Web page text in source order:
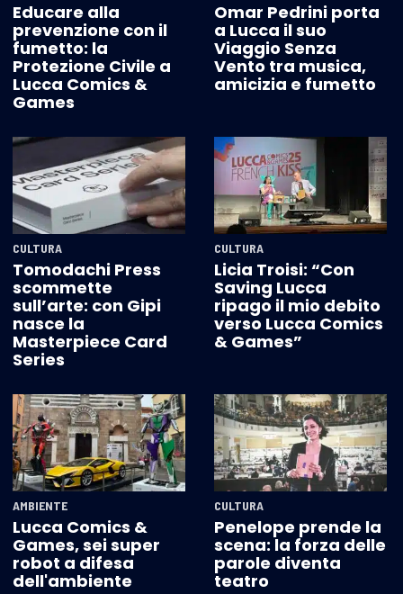
Educare alla
prevenzione con il
fumetto: la
Protezione Civile a
Lucca Comics &
Games
Omar Pedrini porta
a Lucca il suo
Viaggio Senza
Vento tra musica,
amicizia e fumetto
CULTURA
Tomodachi Press
scommette
sull’arte: con Gipi
nasce la
Masterpiece Card
Series
CULTURA
Licia Troisi: “Con
Saving Lucca
ripago il mio debito
verso Lucca Comics
& Games”
AMBIENTE
Lucca Comics &
Games, sei super
robot a difesa
dell'ambiente
CULTURA
Penelope prende la
scena: la forza delle
parole diventa
teatro